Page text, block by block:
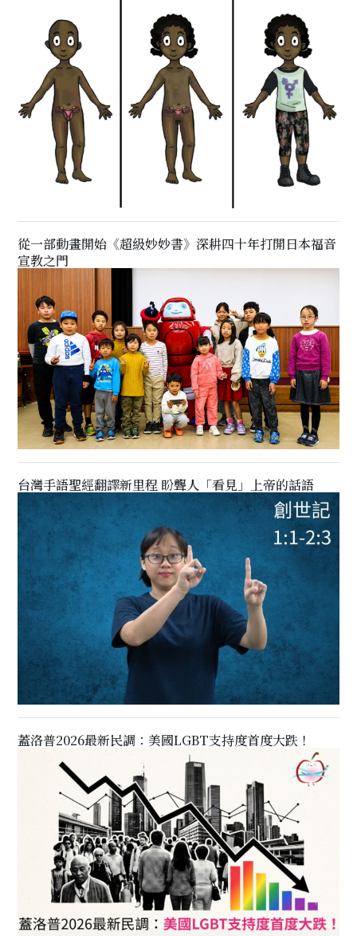
從一部動畫開始《超級妙妙書》深耕四十年打開日本福音
宣教之門
台灣手語聖經翻譯新里程 盼聾人「看見」上帝的話語
蓋洛普2026最新民調：美國LGBT支持度首度大跌！